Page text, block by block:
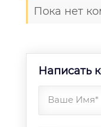
Пока нет
Написать
Ваше Имя*